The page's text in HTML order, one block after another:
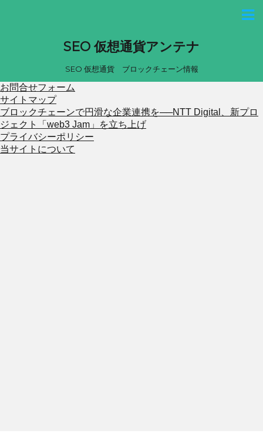
SEO 仮想通貨アンテナ
SEO 仮想通貨 ブロックチェーン情報
お問合せフォーム
サイトマップ
ブロックチェーンで円滑な企業連携を──NTT Digital、新プロ
ジェクト「web3 Jam」を立ち上げ
プライバシーポリシー
当サイトについて